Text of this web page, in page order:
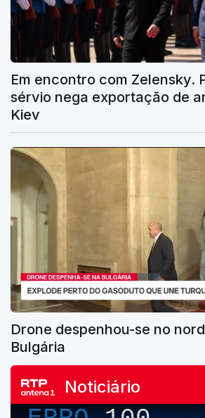
Em encontro com Zelensky.
sérvio nega exportação de
Kiev
Drone despenhou-se no
Bulgária
Noticiário